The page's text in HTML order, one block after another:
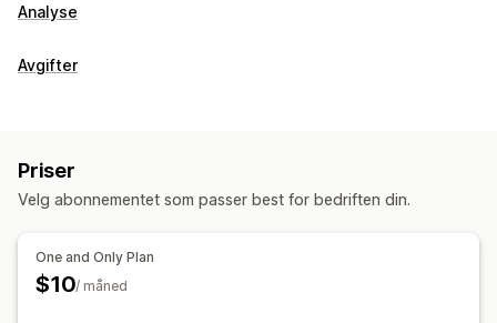
Analyse
Avgifter
Priser
Velg abonnementet som passer best for bedriften din.
One and Only Plan
$10/ måned